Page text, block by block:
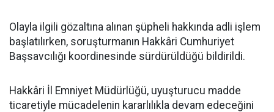
Olayla ilgili gözaltına alınan şüpheli hakkında adli işlem
başlatılırken, soruşturmanın Hakkâri Cumhuriyet
Başsavcılığı koordinesinde sürdürüldüğü bildirildi.
Hakkâri İl Emniyet Müdürlüğü, uyuşturucu madde
ticaretiyle mücadelenin kararlılıkla devam edeceğini